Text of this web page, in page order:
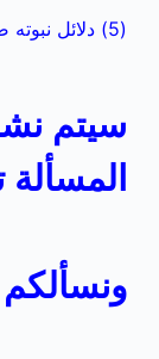
(5) دلائل
سيتم
المسألة
ونسألكم